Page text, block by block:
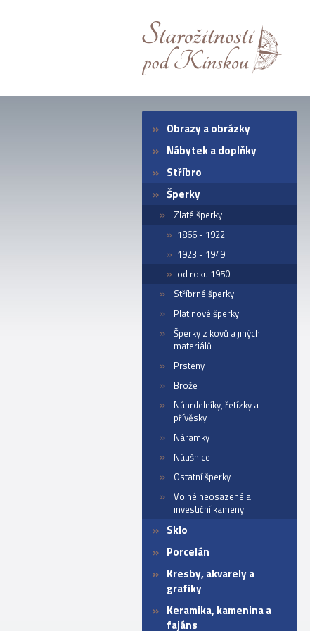
Obrazy a obrázky
Nábytek a doplňky
Stříbro
Šperky
Zlaté šperky
1866 - 1922
1923 - 1949
od roku 1950
Stříbrné šperky
Platinové šperky
Šperky z kovů a jiných
materiálů
Prsteny
Brože
Náhrdelníky, řetízky a
přívěsky
Náramky
Náušnice
Ostatní šperky
Volné neosazené a
investiční kameny
Sklo
Porcelán
Kresby, akvarely a
grafiky
Keramika, kamenina a
fajáns